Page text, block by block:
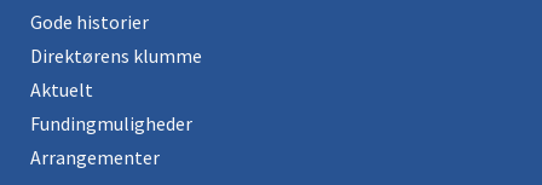
Gode historier
Direktørens klumme
Aktuelt
Fundingmuligheder
Arrangementer